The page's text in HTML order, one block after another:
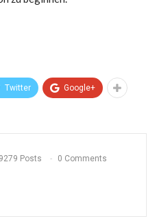
Twitter Google+
Posts 0 Comments